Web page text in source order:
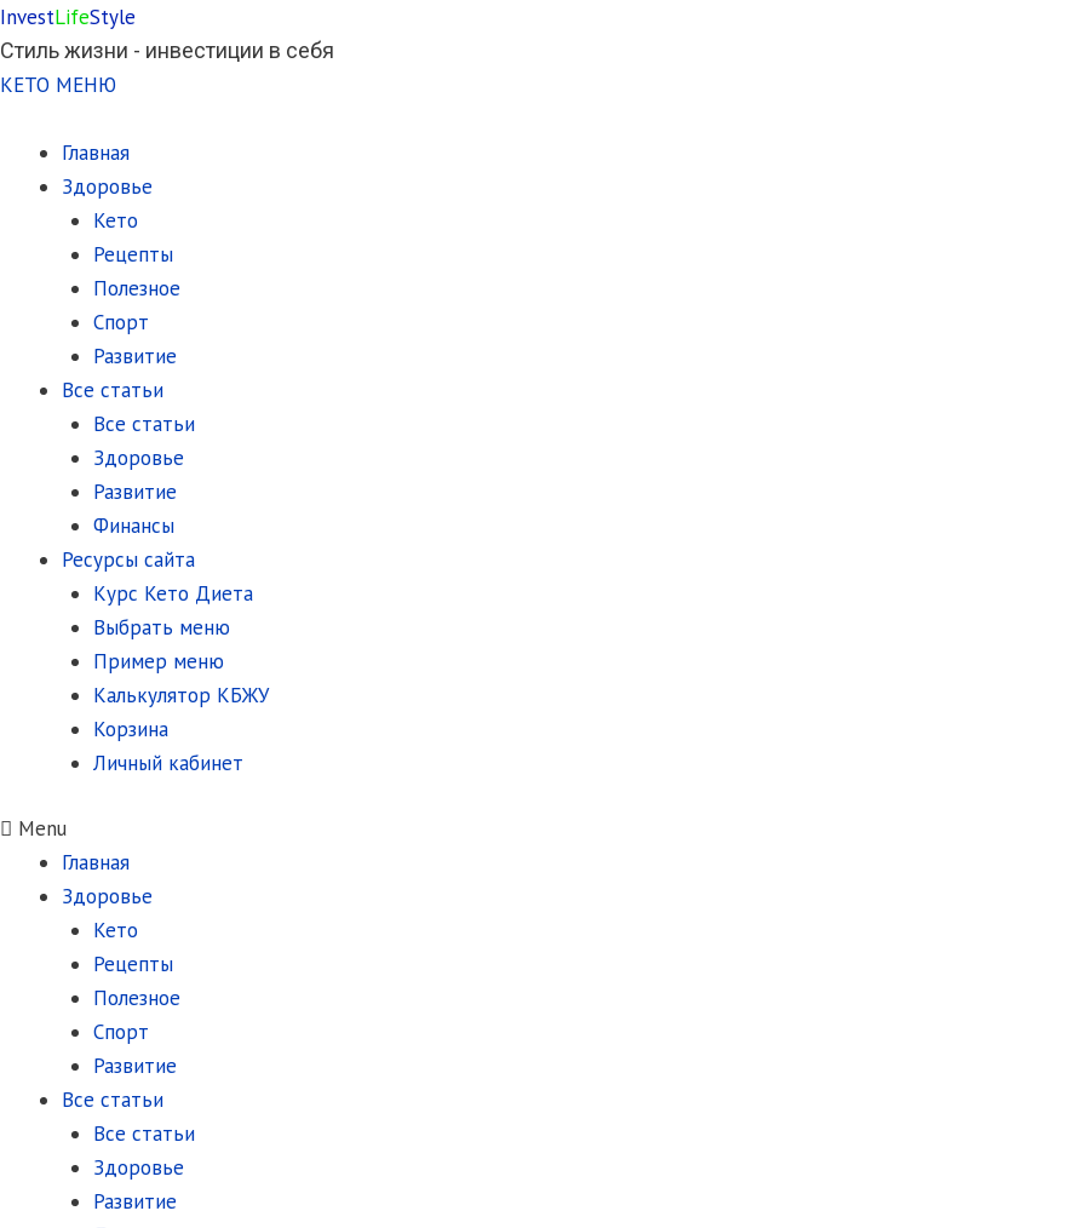
InvestLifeStyle
Стиль жизни - инвестиции в себя
КЕТО МЕНЮ
Главная
Здоровье
Кето
Рецепты
Полезное
Спорт
Развитие
Все статьи
Все статьи
Здоровье
Развитие
Финансы
Ресурсы сайта
Курс Кето Диета
Выбрать меню
Пример меню
Калькулятор КБЖУ
Корзина
Личный кабинет
Menu
Главная
Здоровье
Кето
Рецепты
Полезное
Спорт
Развитие
Все статьи
Все статьи
Здоровье
Развитие